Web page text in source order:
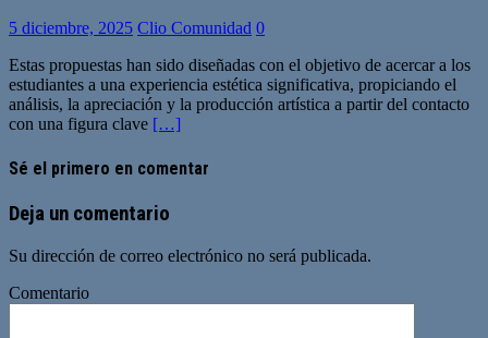
5 diciembre, 2025 Clio Comunidad 0
Estas propuestas han sido diseñadas con el objetivo de acercar a los
estudiantes a una experiencia estética significativa, propiciando el
análisis, la apreciación y la producción artística a partir del contacto
con una figura clave […]
Sé el primero en comentar
Deja un comentario
Su dirección de correo electrónico no será publicada.
Comentario